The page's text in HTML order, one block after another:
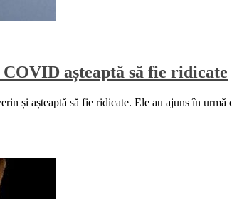
așteaptă să fie ridicate
și așteaptă să fie ridicate. Ele au ajuns în